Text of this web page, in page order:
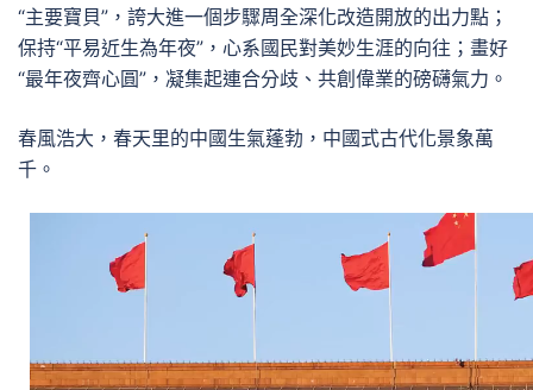
“主要寶貝”，誇大進一個步驟周全深化改造開放的出力點；
保持“平易近生為年夜”，心系國民對美妙生涯的向往；畫好
“最年夜齊心圓”，凝集起連合分歧、共創偉業的磅礴氣力。
春風浩大，春天里的中國生氣蓬勃，中國式古代化景象萬
千。